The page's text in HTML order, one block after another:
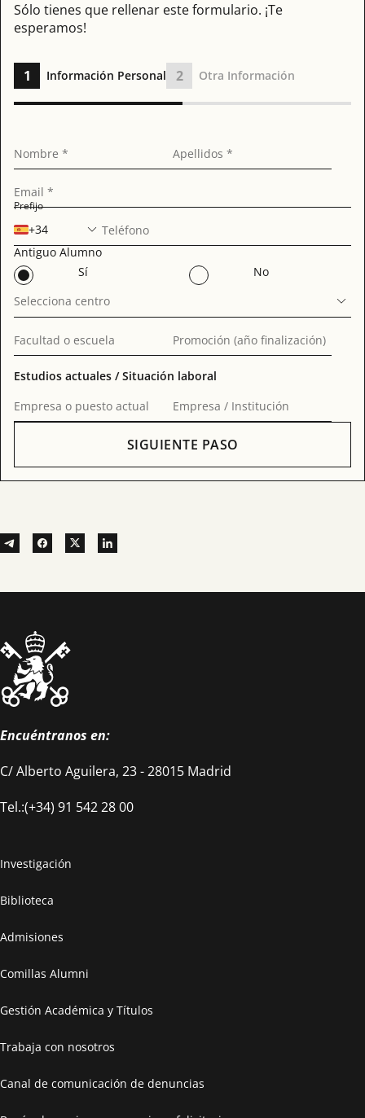
Sólo tienes que rellenar este formulario. ¡Te
esperamos!
1 Información Personal 2 Otra Información
Nombre * Apellidos *
Email *
+34
Prefijo
Teléfono
Antiguo Alumno
Sí
No
Selecciona centro
Facultad o escuela Promoción (año finalización)
Estudios actuales / Situación laboral
Empresa o puesto actual
Empresa / Institución
SIGUIENTE PASO
Encuéntranos en:
C/ Alberto Aguilera, 23 - 28015 Madrid
Tel.:(+34) 91 542 28 00
Investigación
Biblioteca
Admisiones
Comillas Alumni
Gestión Académica y Títulos
Trabaja con nosotros
Canal de comunicación de denuncias